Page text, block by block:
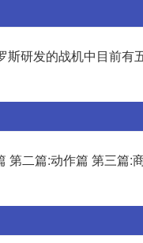
研发的战机中目前
二篇:动作篇 第三篇: